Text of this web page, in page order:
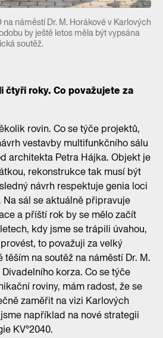
na náměstí Dr. M. Horákové v Karlových
by ještě letos měla být vypsána
soutěž.
čtyři roky. Co považujete za
rovin. Co se týče projektů,
vestavby multifunkčního sálu
architekta Petra Hájka. Objekt je
rekonstrukce tak musí být
návrh respektuje genia loci
sál se aktuálně připravuje
a příští rok by se mělo začít
kdy jsme se trápili úvahou,
to považuji za velký
těším na soutěž na náměstí Dr. M.
korza. Co se týče
roviny, mám radost, že se
zaměřit na vizi Karlových
například na nové strategii
KV°2040.